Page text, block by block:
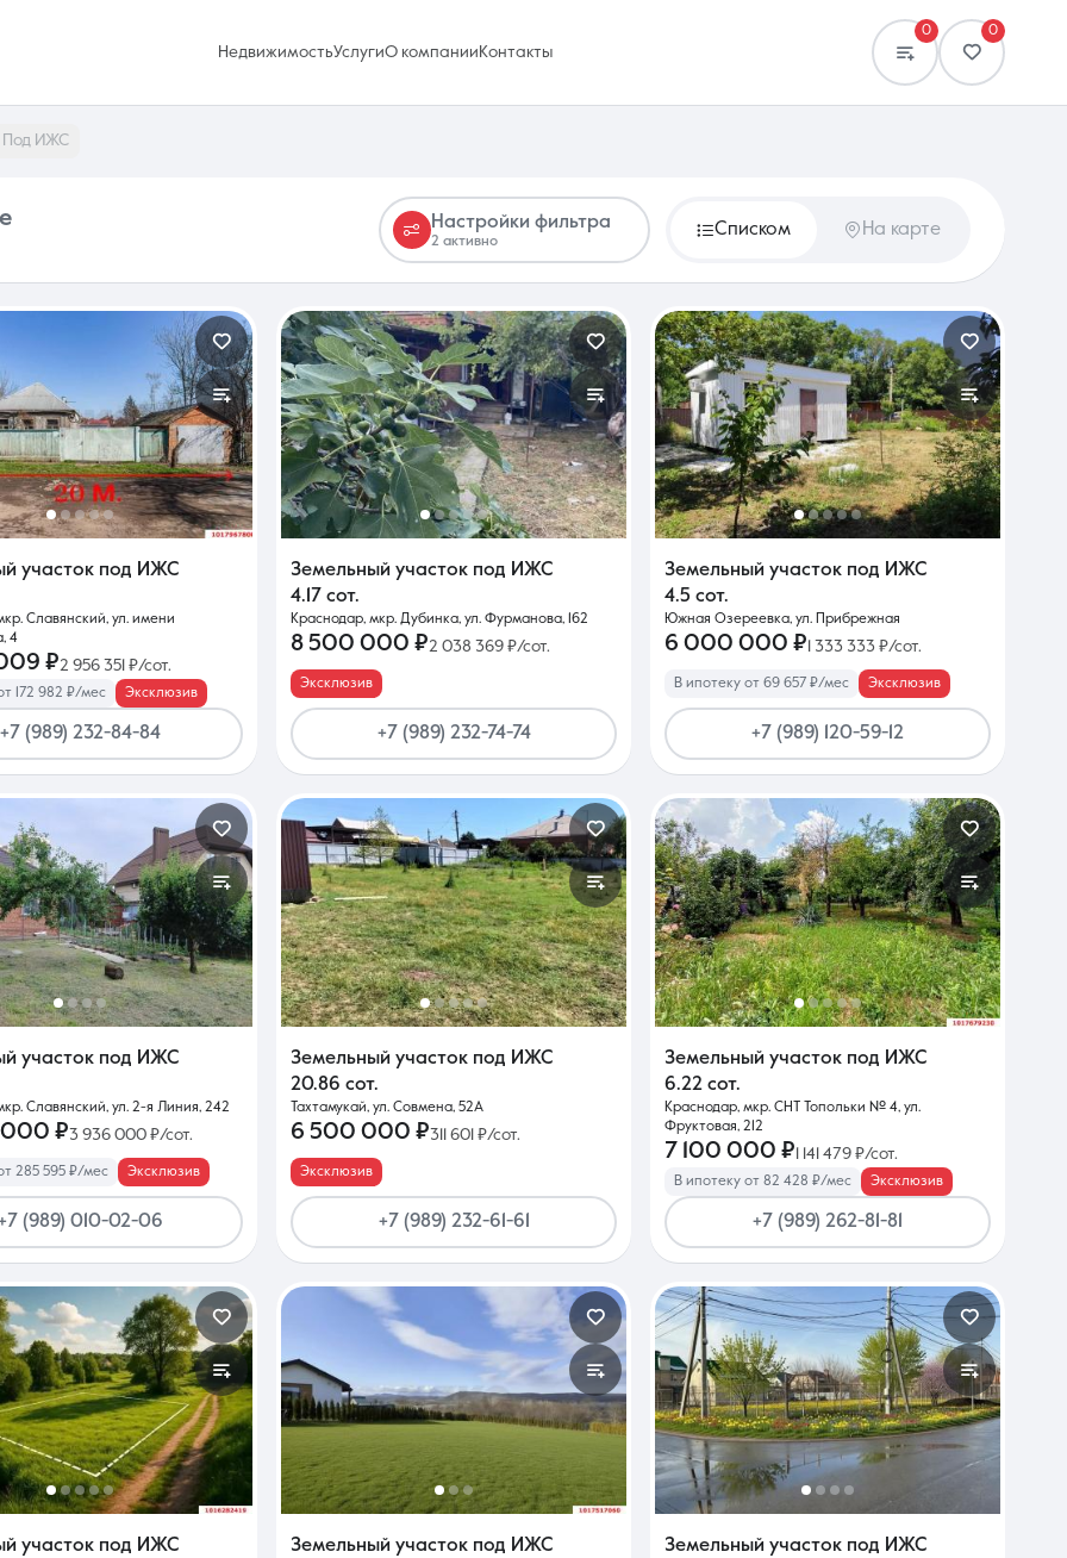
НедвижимостьУслугиО компании Контакты
0 0
Избранное Сравнение
Услуги
Контакты
8 (861) 297-00-00
Ежедневно с 08:30 до 20:00
Под ИЖС
Настройки фильтра
2 активно
Списком На карте
участок под ИЖС
Славянский, ул. имени
4
₽2 956 351 ₽/сот.
172 982 ₽/мес Эксклюзив
+7 (989) 232-84-84
Земельный участок под ИЖС
4.17 сот.
Краснодар, мкр. Дубинка, ул. Фурманова, 162
8 500 000 ₽2 038 369 ₽/сот.
Эксклюзив
+7 (989) 232-74-74
Земельный участок под ИЖС
4.5 сот.
Южная Озереевка, ул. Прибрежная
6 000 000 ₽ 1 333 333 ₽/сот.
В ипотеку от 69 657 ₽/мес Эксклюзив
+7 (989) 120-59-12
участок под ИЖС
Славянский, ул. 2-я Линия, 242
₽3 936 000 ₽/сот.
285 595 ₽/мес Эксклюзив
(989) 010-02-06
Земельный участок под ИЖС
20.86 сот.
Тахтамукай, ул. Совмена, 52А
6 500 000 ₽311 601 ₽/сот.
Эксклюзив
+7 (989) 232-61-61
Земельный участок под ИЖС
6.22 сот.
Краснодар, мкр. СНТ Топольки № 4, ул.
Фруктовая, 212
7 100 000 ₽1 141 479 ₽/сот.
В ипотеку от 82 428 ₽/мес Эксклюзив
+7 (989) 262-81-81
участок под ИЖС
Земельный участок под ИЖС
Земельный участок под ИЖС